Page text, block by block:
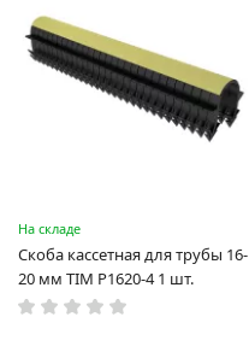
На складе
Скоба кассетная для трубы 16-
20 мм TIM P1620-4 1 шт.